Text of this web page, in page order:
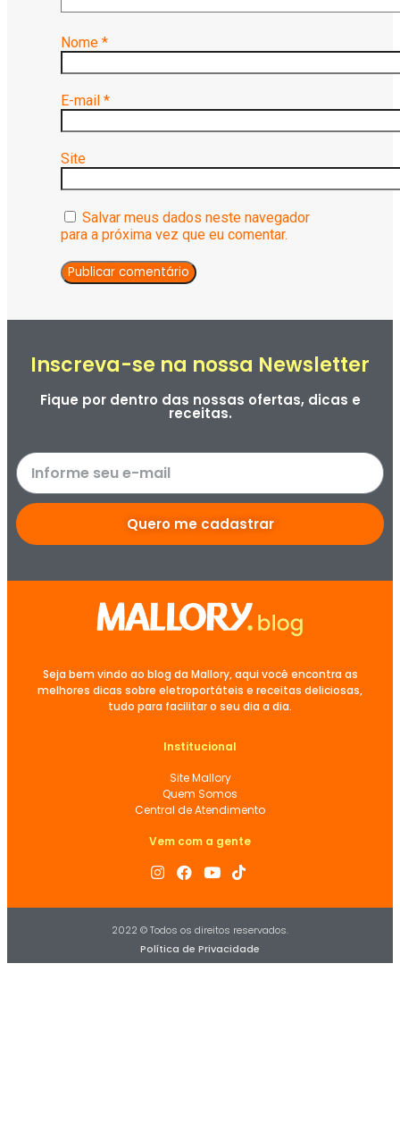
Nome *
E-mail *
Site
Salvar meus dados neste navegador
para a próxima vez que eu comentar.
Inscreva-se na nossa Newsletter
Fique por dentro das nossas ofertas, dicas e
receitas.
Quero me cadastrar
Seja bem vindo ao blog da Mallory, aqui você encontra as
melhores dicas sobre eletroportáteis e receitas deliciosas,
tudo para facilitar o seu dia a dia.
Institucional
Site Mallory
Quem Somos
Central de Atendimento
Vem com a gente
2022 © Todos os direitos reservados.
Política de Privacidade